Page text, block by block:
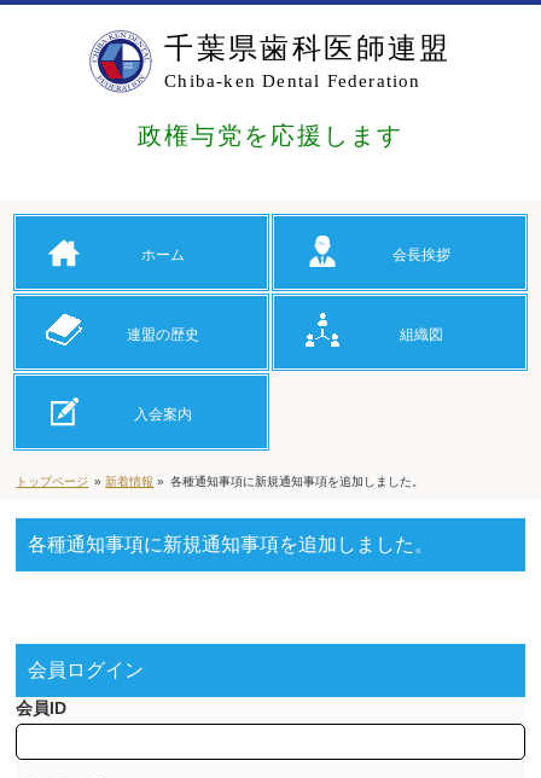
千葉県歯科医師連盟
Chiba-ken Dental Federation
政権与党を応援します
ホーム 会長挨拶
連盟の歴史 組織図
入会案内
トップページ »新着情報 » 各種通知事項に新規通知事項を追加しました。
各種通知事項に新規通知事項を追加しました。
会員ログイン
会員ID